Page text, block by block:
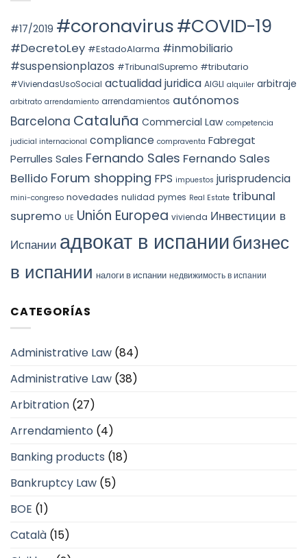
SUBSTANCE
OVER
UNDER
DOCTRINE,
КАТАЛОНИИ
(ITP)
STS
4240/2025:
prórroga
forzosa
indefinida
#17/2019 #coronavirus#COVID-19
#DecretoLey #EstadoAlarma #inmobiliario
#suspensionplazos #TribunalSupremo #tributario
#ViviendasUsoSocial actualidad juridica AIGLI alquiler arbitraje
arbitrato arrendamiento arrendamientos autónomos
Barcelona Cataluña Commercial Law competencia
judicial internacional compliance compraventa Fabregat
Perrulles Sales Fernando Sales Fernando Sales
Bellido Forum shopping FPS impuestos jurisprudencia
mini-congreso novedades nulidad pymes Real Estate tribunal
supremo UE Unión Europea vivienda Инвестиции в
Испании адвокат в испаниибизнес
в испании налоги в испании недвижимость в испании
CATEGORÍAS
Administrative Law (84)
Administrative Law (38)
Arbitration (27)
Arrendamiento (4)
Banking products (18)
Bankruptcy Law (5)
BOE (1)
Català (15)